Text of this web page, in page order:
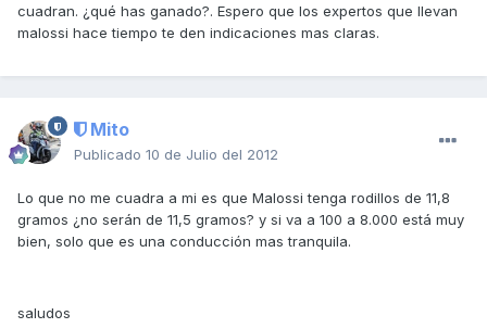
cuadran. ¿qué has ganado?. Espero que los expertos que llevan
malossi hace tiempo te den indicaciones mas claras.
Mito
Publicado 10 de Julio del 2012
Lo que no me cuadra a mi es que Malossi tenga rodillos de 11,8
gramos ¿no serán de 11,5 gramos? y si va a 100 a 8.000 está muy
bien, solo que es una conducción mas tranquila.
saludos